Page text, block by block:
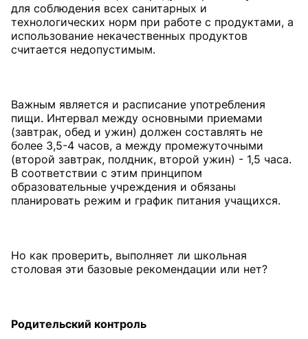
для соблюдения всех санитарных и
технологических норм при работе с продуктами, а
использование некачественных продуктов
считается недопустимым.
Важным является и расписание употребления
пищи. Интервал между основными приемами
(завтрак, обед и ужин) должен составлять не
более 3,5-4 часов, а между промежуточными
(второй завтрак, полдник, второй ужин) - 1,5 часа.
В соответствии с этим принципом
образовательные учреждения и обязаны
планировать режим и график питания учащихся.
Но как проверить, выполняет ли школьная
столовая эти базовые рекомендации или нет?
Родительский контроль